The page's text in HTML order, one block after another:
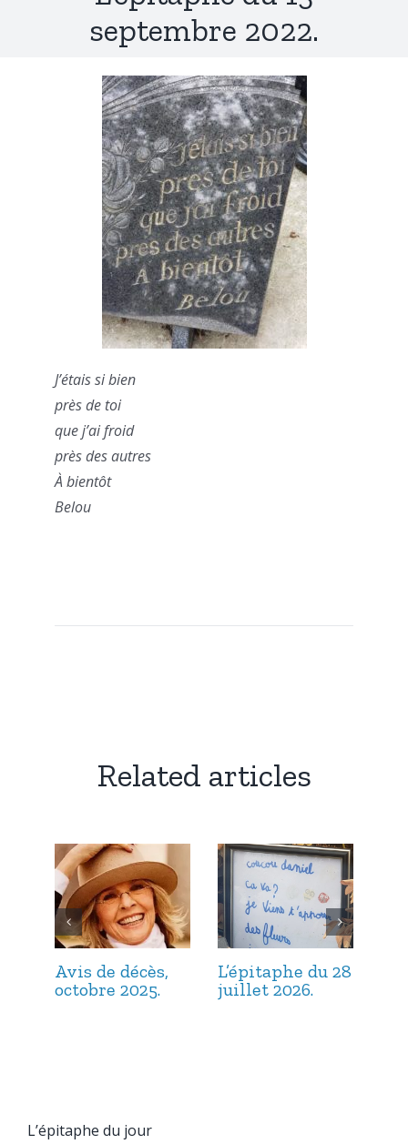
septembre 2022.
J’étais si bien
près de toi
que j’ai froid
près des autres
À bientôt
Belou
Related articles
Avis de décès,
octobre 2025.
L’épitaphe du 28
juillet 2026.
L’épitaphe du jour